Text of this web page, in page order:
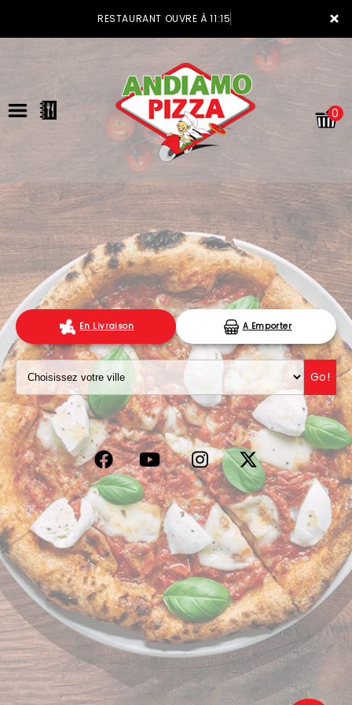
×
RESTAURANT OUVRE À 11:15
ACCUEIL
LA CARTE
VOTRE COMPTE
NOTRE RESTAURANT
VOS AVIS
MENTIONS LÉGALES
C.G.V
0
En Livraison A Emporter
Go!